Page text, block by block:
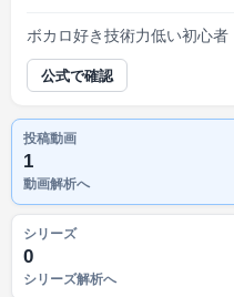
ボカロ好き技術力低い初心者
公式で確認
投稿動画
1
動画解析へ
シリーズ
0
シリーズ解析へ